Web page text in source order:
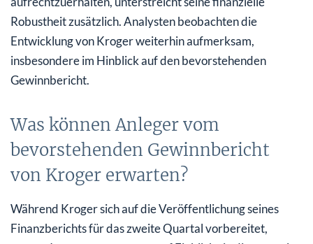
Robustheit zusätzlich. Analysten beobachten die
Entwicklung von Kroger weiterhin aufmerksam,
insbesondere im Hinblick auf den bevorstehenden
Gewinnbericht.
Was können Anleger vom
bevorstehenden Gewinnbericht
von Kroger erwarten?
Während Kroger sich auf die Veröffentlichung seines
Finanzberichts für das zweite Quartal vorbereitet,